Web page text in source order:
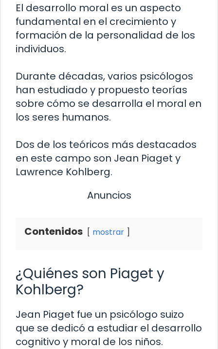
El desarrollo moral es un aspecto
fundamental en el crecimiento y
formación de la personalidad de los
individuos.
Durante décadas, varios psicólogos
han estudiado y propuesto teorías
sobre cómo se desarrolla el moral en
los seres humanos.
Dos de los teóricos más destacados
en este campo son Jean Piaget y
Lawrence Kohlberg.
Anuncios
Contenidos mostrar
¿Quiénes son Piaget y
Kohlberg?
Jean Piaget fue un psicólogo suizo
que se dedicó a estudiar el desarrollo
cognitivo y moral de los niños.